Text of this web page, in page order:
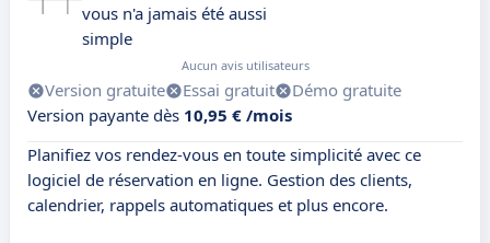
vous n'a jamais été aussi
simple
Aucun avis utilisateurs
Version gratuite Essai gratuit
Démo gratuite
Version payante dès 10,95 € /mois
Planifiez vos rendez-vous en toute simplicité avec ce
logiciel de réservation en ligne. Gestion des clients,
calendrier, rappels automatiques et plus encore.